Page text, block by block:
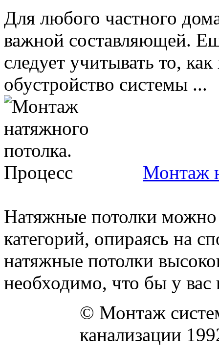
Для любого частного
важной составляющей.
следует учитывать то,
обустройство системы ...
Монтаж
Натяжные потолки можно
категорий, опираясь на
натяжные потолки
необходимо, что бы у вас
© Монтаж
канализации